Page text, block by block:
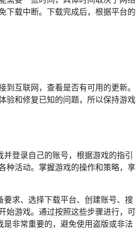
下载中断。下载完成后，根据平台的
互联网，查看是否有可用的更新。
验和修复已知的问题，所以保持游戏
登录自己的账号，根据游戏的指引
种活动。掌握游戏的操作和策略，享
求、选择下载平台、创建账号、搜
始游戏。通过按照这些步骤进行，可
非常重要的，避免使用盗版或非法